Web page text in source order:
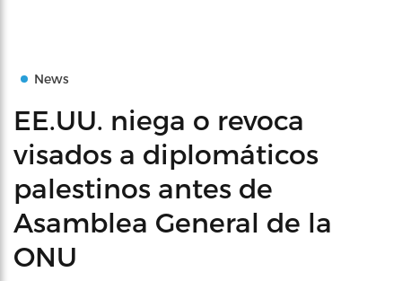
News
EE.UU. niega o revoca
visados a diplomáticos
palestinos antes de
Asamblea General de la
ONU